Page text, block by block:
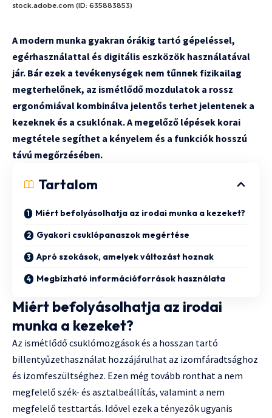
stock.adobe.com (ID: 635883853)
A modern munka gyakran órákig tartó gépeléssel,
egérhasználattal és digitális eszközök használatával
jár. Bár ezek a tevékenységek nem tűnnek fizikailag
megterhelőnek, az ismétlődő mozdulatok a rossz
ergonómiával kombinálva jelentős terhet jelentenek a
kezeknek és a csuklónak. A megelőző lépések korai
megtétele segíthet a kényelem és a funkciók hosszú
távú megőrzésében.
Tartalom
Miért befolyásolhatja az irodai munka a kezeket?
Gyakori csuklópanaszok megértése
Apró szokások, amelyek változást hoznak
Megbízható információforrások használata
Miért befolyásolhatja az irodai
munka a kezeket?
Az ismétlődő csuklómozgások és a hosszan tartó
billentyűzethasználat hozzájárulhat az izomfáradtsághoz
és izomfeszültséghez. Ezen még tovább ronthat a nem
megfelelő szék- és asztalbeállítás, valamint a nem
megfelelő testtartás. Idővel ezek a tényezők ugyanis